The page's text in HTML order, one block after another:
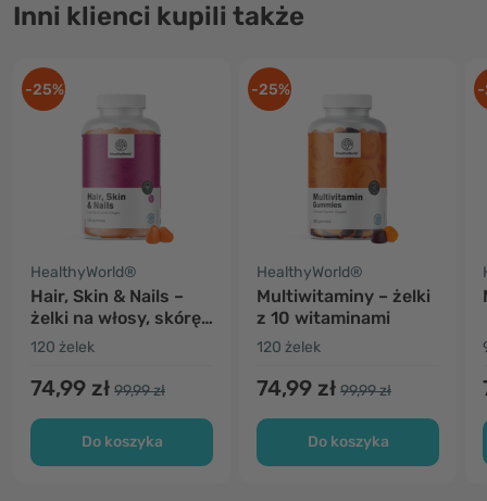
Inni klienci kupili także
-25%
HealthyWorld®
Hair, Skin & Nails –
żelki na włosy, skórę i
paznokcie
120 żelek
74,99 zł 99,99 zł
Do koszyka
-25%
HealthyWorld®
Multiwitaminy – żelki
z 10 witaminami
120 żelek
74,99 zł 99,99 zł
Do koszyka
-